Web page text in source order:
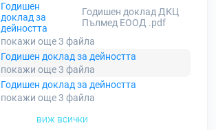
Годишен
доклад за
дейността
Годишен доклад ДКЦ
Пълмед ЕООД .pdf
покажи още 3 файла
Годишен доклад за дейността
покажи още 3 файла
Годишен доклад за дейността
покажи още 3 файла
виж всички